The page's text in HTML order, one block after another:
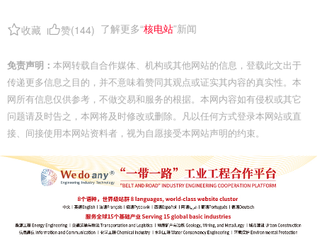
收藏 赞(144) 了解更多“核电站”新闻
免责声明： 本网转载自合作媒体、机构或其他网站的信息，登载此文出于
传递更多信息之目的，并不意味着赞同其观点或证实其内容的真实性。本
网所有信息仅供参考，不做交易和服务的根据。本网内容如有侵权或其它
问题请及时告之，本网将及时修改或删除。凡以任何方式登录本网站或直
接、间接使用本网站资料者，视为自愿接受本网站声明的约束。